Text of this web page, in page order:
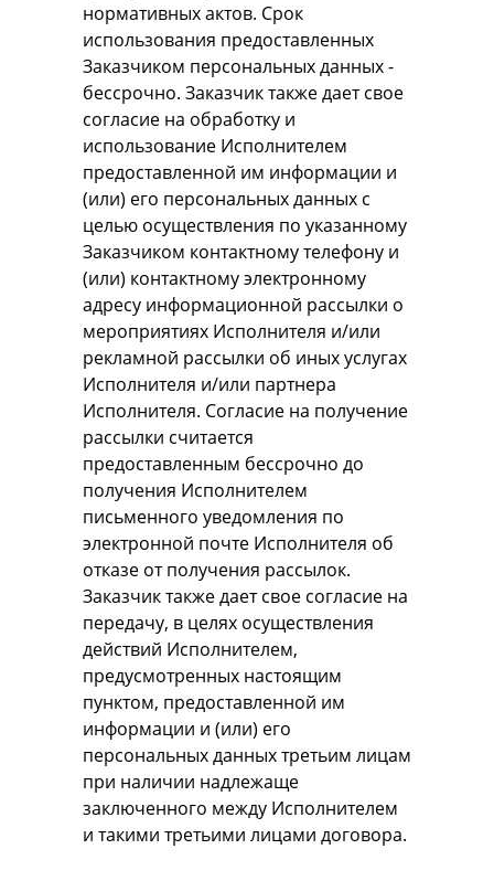
нормативных актов. Срок
использования предоставленных
Заказчиком персональных данных -
бессрочно. Заказчик также дает свое
согласие на обработку и
использование Исполнителем
предоставленной им информации и
(или) его персональных данных с
целью осуществления по указанному
Заказчиком контактному телефону и
(или) контактному электронному
адресу информационной рассылки о
мероприятиях Исполнителя и/или
рекламной рассылки об иных услугах
Исполнителя и/или партнера
Исполнителя. Согласие на получение
рассылки считается
предоставленным бессрочно до
получения Исполнителем
письменного уведомления по
электронной почте Исполнителя об
отказе от получения рассылок.
Заказчик также дает свое согласие на
передачу, в целях осуществления
действий Исполнителем,
предусмотренных настоящим
пунктом, предоставленной им
информации и (или) его
персональных данных третьим лицам
при наличии надлежаще
заключенного между Исполнителем
и такими третьими лицами договора.